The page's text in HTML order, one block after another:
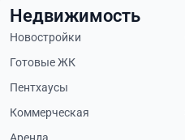
Недвижимость
Новостройки
Готовые ЖК
Пентхаусы
Коммерческая